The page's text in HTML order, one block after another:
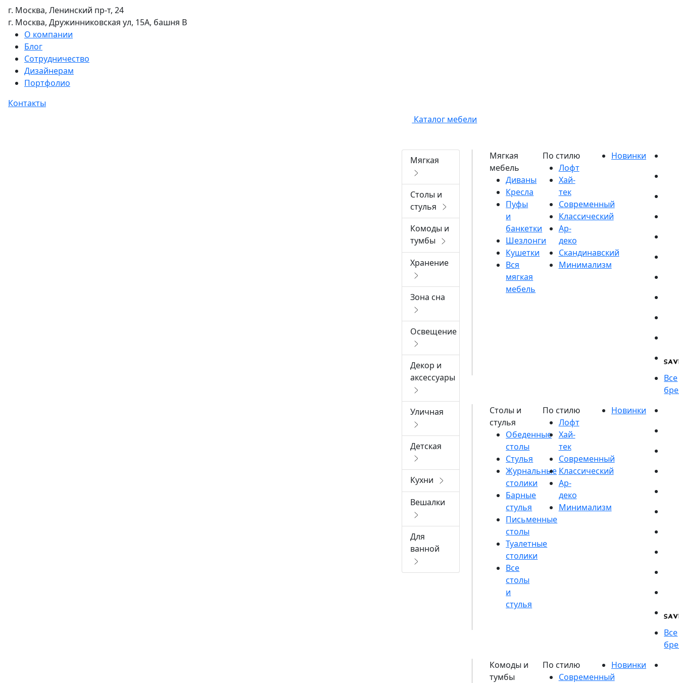
г. Москва, Ленинский пр-т, 24
г. Москва, Дружинниковская ул, 15А, башня В
О компании
Блог
Сотрудничество
Дизайнерам
Портфолио
Контакты
Каталог мебели
Мягкая
Столы и
стулья
Комоды и
тумбы
Хранение
Зона сна
Освещение
Декор и
аксессуары
Уличная
Детская
Кухни
Вешалки
Для
ванной
Диваны
Кресла
Пуфы
и
банкетки
Шезлонги
Кушетки
Обеденные
столы
Стулья
Журнальные
столики
Барные
стулья
Письменные
столы
Туалетные
столики